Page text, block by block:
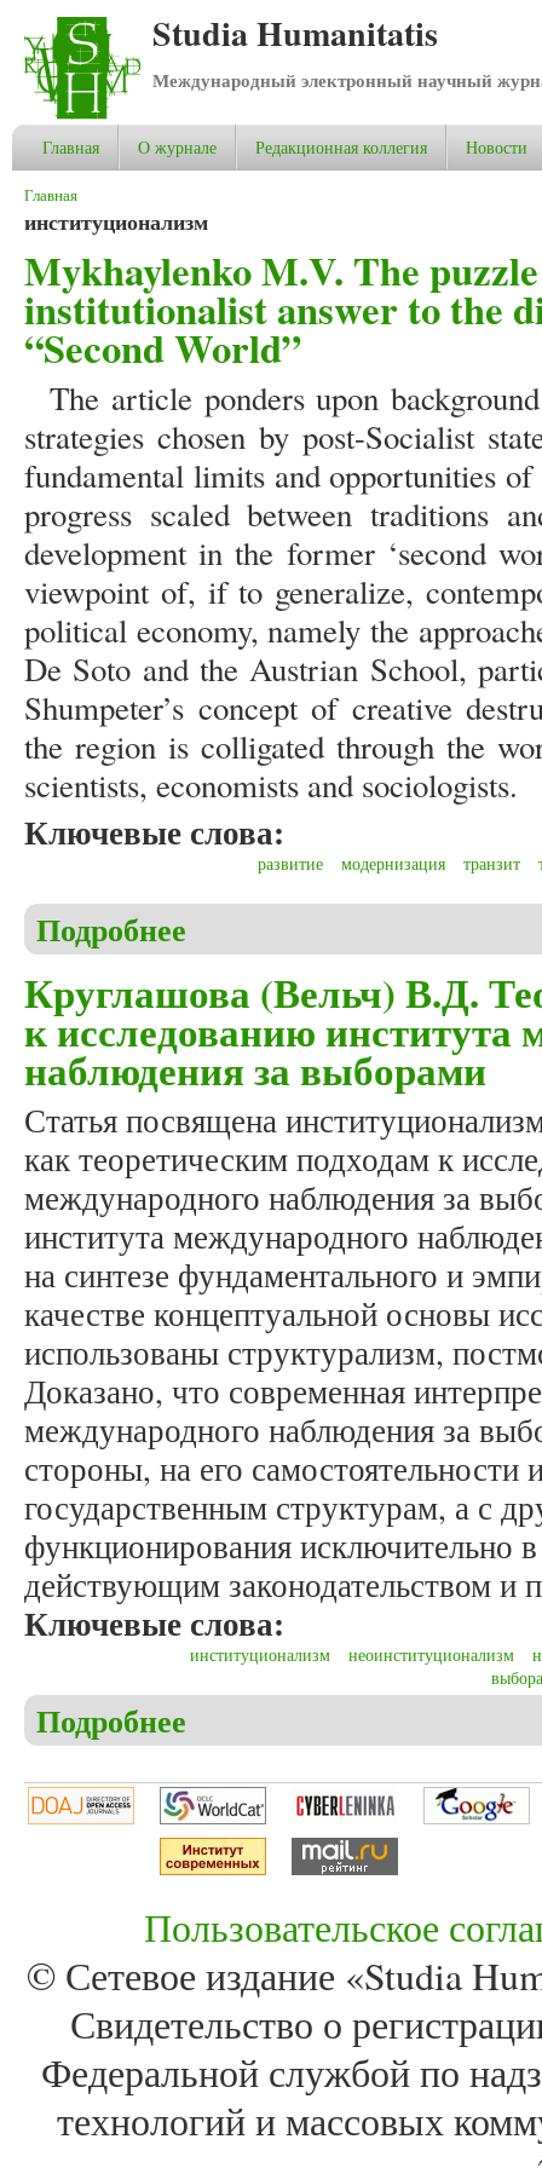
Studia Humanitatis
Международный электронный научный
Главная О журнале Редакционная коллегия Новости
Вы здесь
Главная
институционализм
Mykhaylenko M.V. The
institutionalist answer to the
“Second World”
The article ponders upon
strategies chosen by post-Socialist
fundamental limits and opportunities
progress scaled between traditions
development in the former ‘second
viewpoint of, if to generalize,
political economy, namely the
De Soto and the Austrian School,
Shumpeter’s concept of creative
the region is colligated through the
scientists, economists and sociologists.
Ключевые слова:
развитие модернизация транзит
Подробнее
Круглашова (Вельч) В.Д.
к исследованию института
наблюдения за выборами
Статья посвящена
как теоретическим подходам к
международного наблюдения за
института международного
на синтезе фундаментального и
качестве концептуальной основы
использованы структурализм,
Доказано, что современная
международного наблюдения за
стороны, на его
государственным структурам, а с
функционирования исключительно
действующим законодательством и
Ключевые слова:
институционализм неоинституционализм
Подробнее
Пользовательское
© Сетевое издание «Studia
Свидетельство о
Федеральной службой по
технологий и массовых